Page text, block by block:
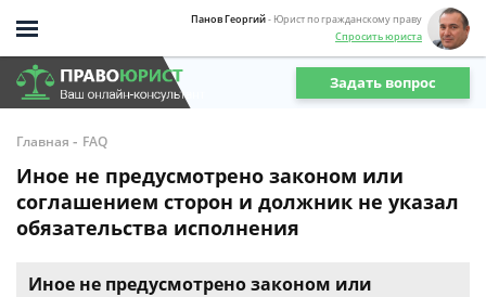
Панов Георгий- Юрист по гражданскому праву
Спросить юриста
Задать вопрос
Главная - FAQ
Иное не предусмотрено законом или
соглашением сторон и должник не указал
обязательства исполнения
Иное не предусмотрено законом или